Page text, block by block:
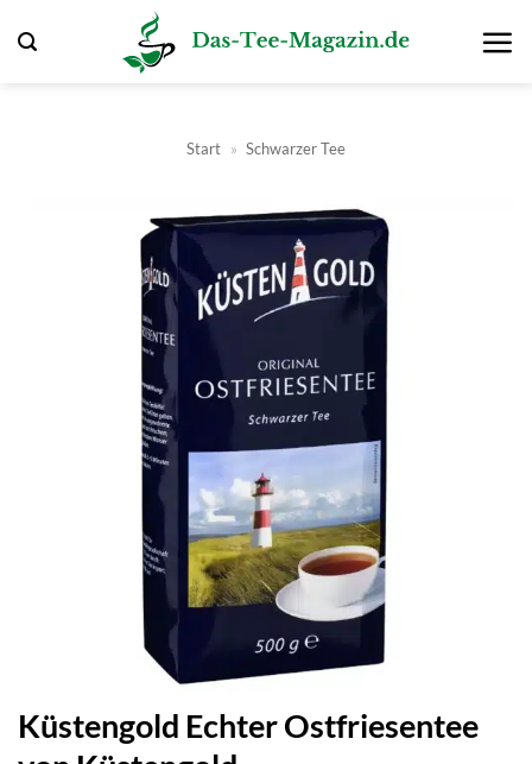
Inhalt
Start » Schwarzer Tee
Küstengold Echter Ostfriesentee